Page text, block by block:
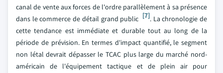
canal de vente aux forces de l'ordre parallèlement à sa présence
dans le commerce de détail grand public [7]. La chronologie de
cette tendance est immédiate et durable tout au long de la
période de prévision. En termes d'impact quantifié, le segment
non létal devrait dépasser le TCAC plus large du marché nord-
américain de l'équipement tactique et de plein air pour